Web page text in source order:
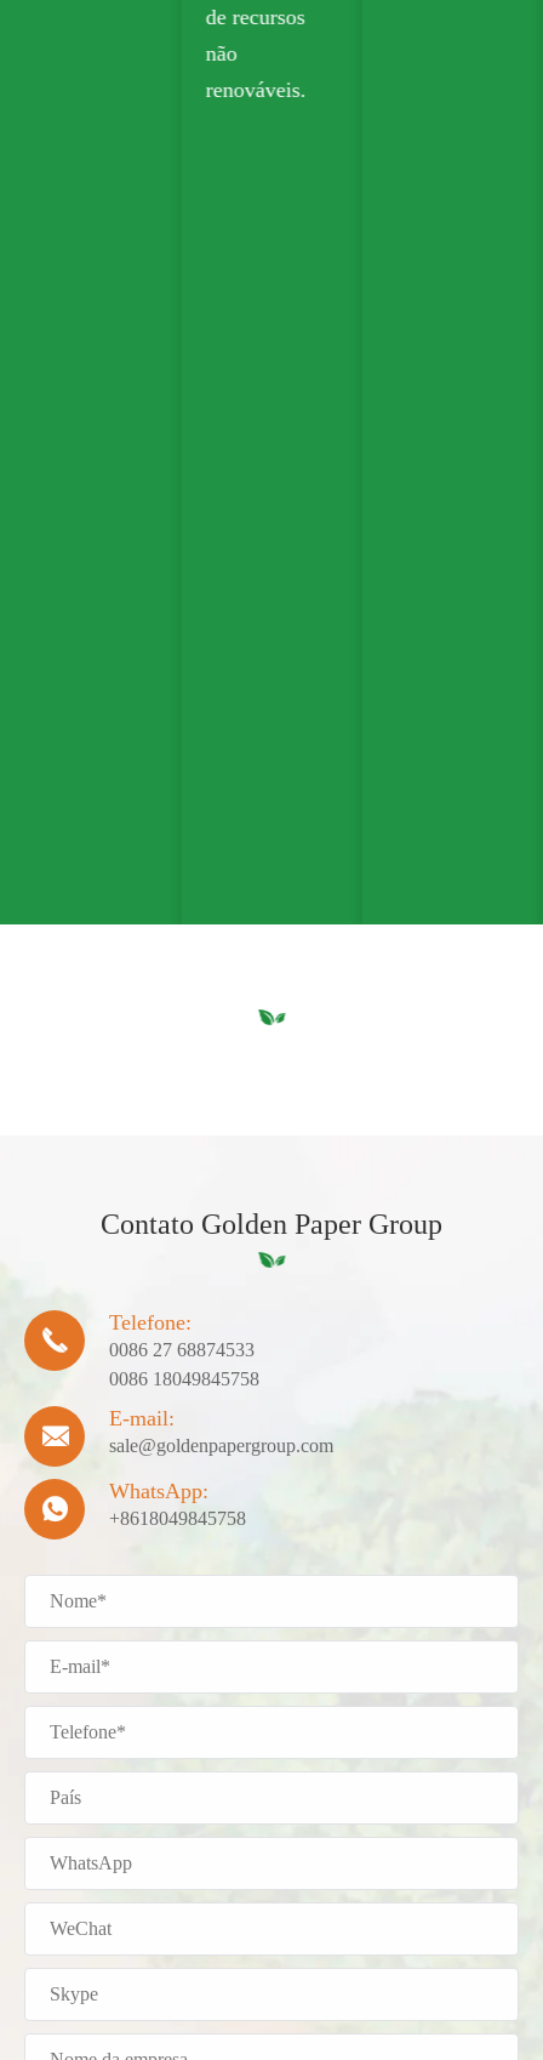
de recursos
não
renováveis.
Contato Golden Paper Group

Telefone:
0086 27 68874533
0086 18049845758

E-mail:
sale@goldenpapergroup.com

WhatsApp:
+8618049845758